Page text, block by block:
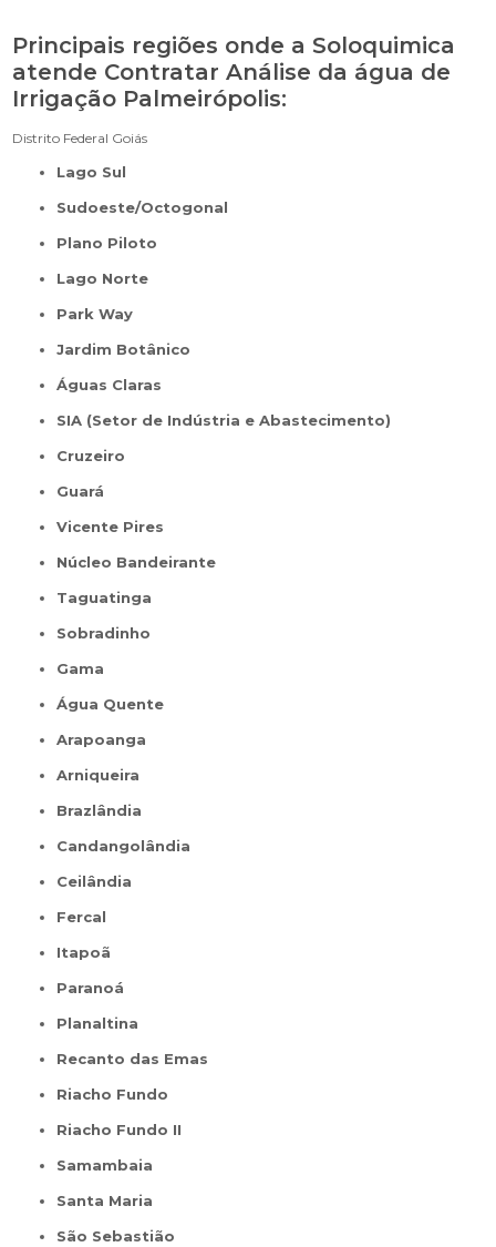
Principais regiões onde a Soloquimica
atende Contratar Análise da água de
Irrigação Palmeirópolis:
Distrito Federal Goiás
Lago Sul
Sudoeste/Octogonal
Plano Piloto
Lago Norte
Park Way
Jardim Botânico
Águas Claras
SIA (Setor de Indústria e Abastecimento)
Cruzeiro
Guará
Vicente Pires
Núcleo Bandeirante
Taguatinga
Sobradinho
Gama
Água Quente
Arapoanga
Arniqueira
Brazlândia
Candangolândia
Ceilândia
Fercal
Itapoã
Paranoá
Planaltina
Recanto das Emas
Riacho Fundo
Riacho Fundo II
Samambaia
Santa Maria
São Sebastião